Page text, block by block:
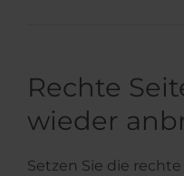
Rechte
wieder
Setzen Sie die